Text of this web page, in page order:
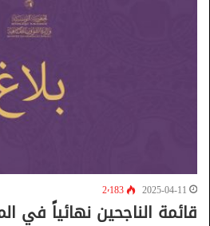
2025-04-11
2٬183
قائمة الناجحين نهائياً في